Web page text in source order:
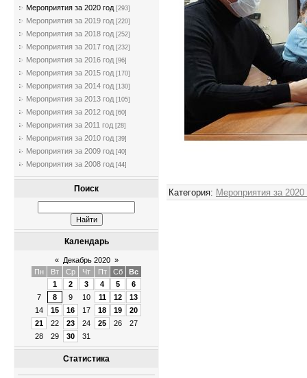
Мероприятия за 2020 год [293]
Мероприятия за 2019 год [220]
Мероприятия за 2018 год [252]
Мероприятия за 2017 год [232]
Мероприятия за 2016 год [96]
Мероприятия за 2015 год [170]
Мероприятия за 2014 год [130]
Мероприятия за 2013 год [105]
Мероприятия за 2012 год [60]
Мероприятия за 2011 год [28]
Мероприятия за 2010 год [39]
Мероприятия за 2009 год [40]
Мероприятия за 2008 год [44]
Поиск
Календарь
« Декабрь 2020 »
Пн
Вт Ср Чт Пт Сб
Вс
1
2 3 4 5
6
7
8 9 10 11 12
13
14
15 16 17 18 19
20
21
22 23 24 25 26
27
28
29 30 31
Статистика
Категория: Мероприятия за 2020